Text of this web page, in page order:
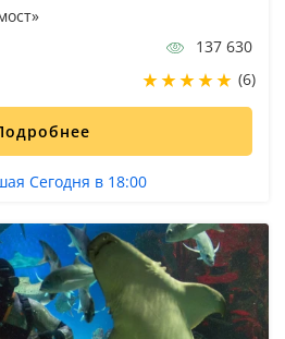
137 630
(6)
Сегодня в 18:00